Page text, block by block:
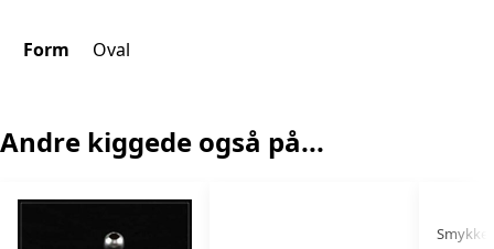
Form Oval
Andre kiggede også på...